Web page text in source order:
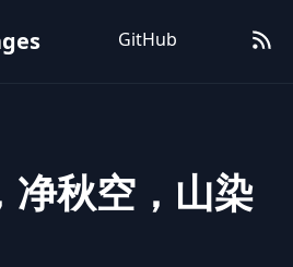
GitHub
净秋空，山染